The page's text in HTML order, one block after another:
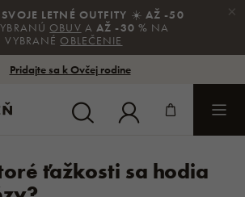
LETNÉ OUTFITY ☀️ AŽ -50
OBUV AAŽ -30 % NA
VYBRANÉ OBLEČENIE
×
Pridajte sa k Ovčej rodine
ťažkosti sa hodia
Oblečenie
Obuv
Lôžkoviny
Domov
Starostlivosť a zdravie
Darčeky